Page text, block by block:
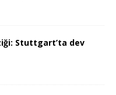
Stuttgart’ta dev